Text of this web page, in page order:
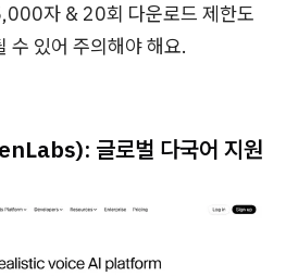
자 & 20회 다운로드 제한도
수 있어 주의해야 해요.
글로벌 다국어 지원